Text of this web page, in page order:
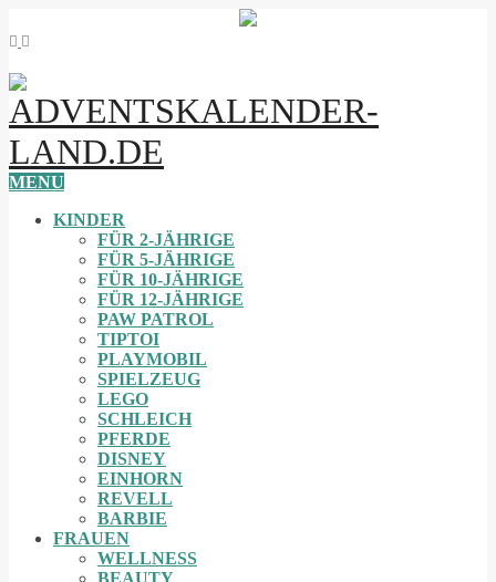
MENU
KINDER
FÜR 2-JÄHRIGE
FÜR 5-JÄHRIGE
FÜR 10-JÄHRIGE
FÜR 12-JÄHRIGE
PAW PATROL
TIPTOI
PLAYMOBIL
SPIELZEUG
LEGO
SCHLEICH
PFERDE
DISNEY
EINHORN
REVELL
BARBIE
FRAUEN
WELLNESS
BEAUTY